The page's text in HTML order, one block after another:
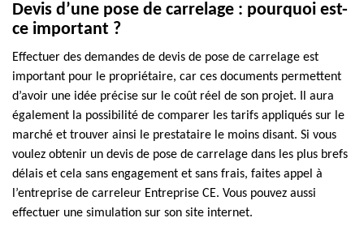
Devis d’une pose de carrelage : pourquoi est-
ce important ?
Effectuer des demandes de devis de pose de carrelage est
important pour le propriétaire, car ces documents permettent
d’avoir une idée précise sur le coût réel de son projet. Il aura
également la possibilité de comparer les tarifs appliqués sur le
marché et trouver ainsi le prestataire le moins disant. Si vous
voulez obtenir un devis de pose de carrelage dans les plus brefs
délais et cela sans engagement et sans frais, faites appel à
l’entreprise de carreleur Entreprise CE. Vous pouvez aussi
effectuer une simulation sur son site internet.